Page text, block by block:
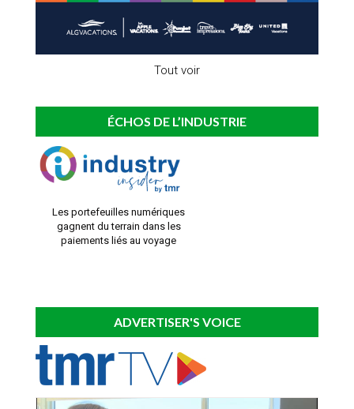
Tout voir
ÉCHOS DE L’INDUSTRIE
Les portefeuilles numériques
gagnent du terrain dans les
paiements liés au voyage
ADVERTISER'S VOICE